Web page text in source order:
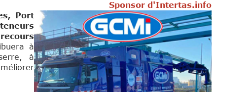
d'Intertas.info
Port
à
à